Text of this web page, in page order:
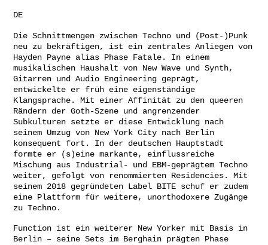
DE
Die Schnittmengen zwischen Techno und (Post-)Punk
neu zu bekräftigen, ist ein zentrales Anliegen von
Hayden Payne alias Phase Fatale. In einem
musikalischen Haushalt von New Wave und Synth,
Gitarren und Audio Engineering geprägt,
entwickelte er früh eine eigenständige
Klangsprache. Mit einer Affinität zu den queeren
Rändern der Goth-Szene und angrenzender
Subkulturen setzte er diese Entwicklung nach
seinem Umzug von New York City nach Berlin
konsequent fort. In der deutschen Hauptstadt
formte er (s)eine markante, einflussreiche
Mischung aus Industrial- und EBM-geprägtem Techno
weiter, gefolgt von renommierten Residencies. Mit
seinem 2018 gegründeten Label BITE schuf er zudem
eine Plattform für weitere, unorthodoxere Zugänge
zu Techno.
Function ist ein weiterer New Yorker mit Basis in
Berlin – seine Sets im Berghain prägten Phase